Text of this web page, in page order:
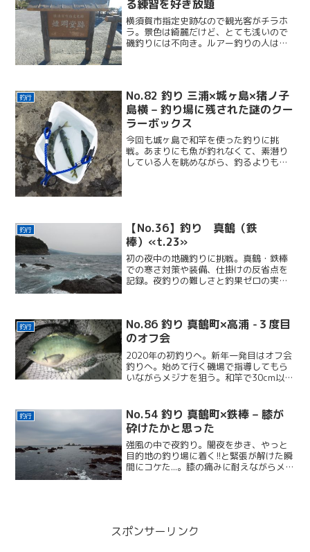
る練習を好き放題
横須賀市指定史跡なので観光客がチラホ
ラ。景色は綺麗だけど、とても浅いので
磯釣りには不向き。ルアー釣りの人はチ
釣行
No.82 釣り 三浦×城ヶ島×猪ノ子
島横 – 釣り場に残された謎のクー
ラーボックス
今回も城ヶ島で和竿を使った釣りに挑
戦。あまりにも魚が釣れなくて、素潜り
している人を眺めながら、釣るよりも潜
釣行
【No.36】釣り 真鶴（鉄
棒）«t.23»
初の夜中の地磯釣りに挑戦。真鶴・鉄棒
での寒さ対策や装備、仕掛けの反省点を
記録。夜釣りの難しさと釣果ゼロの実体
釣行
No.86 釣り 真鶴町×高浦 -３度目
のオフ会
2020年の初釣りへ。新年一発目はオフ会
釣りへ。始めて行く磯場で指導してもら
いながらメジナを狙う。和竿で30cm以上
釣行
No.54 釣り 真鶴町×鉄棒 – 膝が
砕けたかと思った
強風の中で夜釣り。闇夜を歩き、やっと
目的地の釣り場に着く!!と緊張が解けた瞬
間にコケた...。膝の痛みに耐えながらメジ
スポンサーリンク